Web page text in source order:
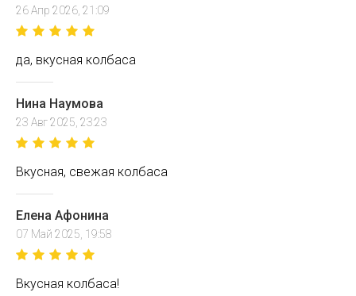
26 Апр 2026, 21:09
да, вкусная колбаса
Нина Наумова
23 Авг 2025, 23:23
Вкусная, свежая колбаса
Елена Афонина
07 Май 2025, 19:58
Вкусная колбаса!